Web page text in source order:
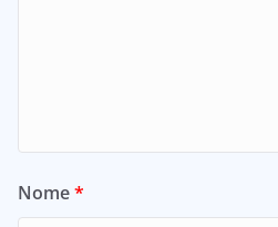
Nome*